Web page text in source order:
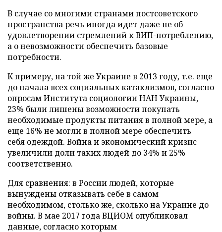
В случае со многими странами постсоветского
пространства речь иногда идет даже не об
удовлетворении стремлений к ВИП-потреблению,
а о невозможности обеспечить базовые
потребности.
К примеру, на той же Украине в 2013 году, т.е. еще
до начала всех социальных катаклизмов, согласно
опросам Института социологии НАН Украины,
23% были лишены возможности покупать
необходимые продукты питания в полной мере, а
еще 16% не могли в полной мере обеспечить
себя одеждой. Война и экономический кризис
увеличили доли таких людей до 34% и 25%
соответственно.
Для сравнения: в России людей, которые
вынуждены отказывать себе в самом
необходимом, столько же, сколько на Украине до
войны. В мае 2017 года ВЦИОМ опубликовал
данные, согласно которым